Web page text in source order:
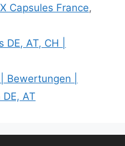
Capsules France,
AT, CH |
Bewertungen |
AT